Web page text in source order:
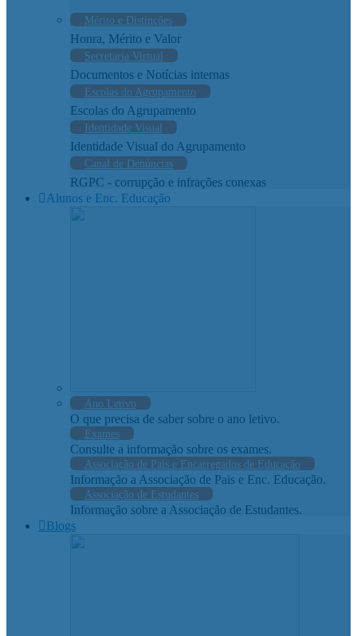
Mérito e Distinções
Honra, Mérito e Valor
Secretaria Virtual
Documentos e Notícias internas
Escolas do Agrupamento
Escolas do Agrupamento
Identidade Visual
Identidade Visual do Agrupamento
Canal de Denúncias
RGPC - corrupção e infrações conexas
Alunos e Enc. Educação
Ano Letivo
O que precisa de saber sobre o ano letivo.
Exames
Consulte a informação sobre os exames.
Associação de Pais e Encarregados de Educação
Informação a Associação de Pais e Enc. Educação.
Associação de Estudantes
Informação sobre a Associação de Estudantes.
Blogs